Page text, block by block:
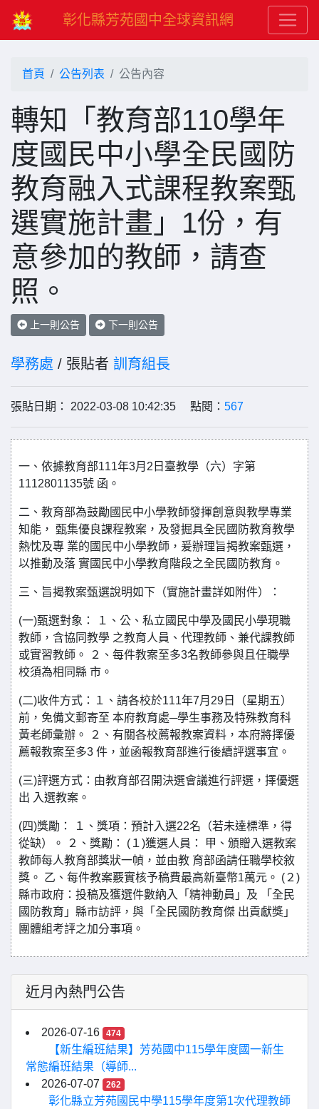
彰化縣芳苑國中全球資訊網
首頁 公告列表 公告內容
轉知「教育部110學年
度國民中小學全民國防
教育融入式課程教案甄
選實施計畫」1份，有
意參加的教師，請查
照。
上一則公告 下一則公告
學務處 / 張貼者 訓育組長
張貼日期： 2022-03-08 10:42:35 點閱： 567
一、依據教育部111年3月2日臺教學（六）字第
1112801135號 函。
二、教育部為鼓勵國民中小學教師發揮創意與教學專業
知能， 甄集優良課程教案，及發掘具全民國防教育教學
熱忱及專 業的國民中小學教師，爰辦理旨揭教案甄選，
以推動及落 實國民中小學教育階段之全民國防教育。
三、旨揭教案甄選說明如下（實施計畫詳如附件）：
(一)甄選對象： １、公、私立國民中學及國民小學現職
教師，含協同教學 之教育人員、代理教師、兼代課教師
或實習教師。 ２、每件教案至多3名教師參與且任職學
校須為相同縣 市。
(二)收件方式：１、請各校於111年7月29日（星期五）
前，免備文郵寄至 本府教育處─學生事務及特殊教育科
黃老師彙辦。 ２、有關各校薦報教案資料，本府將擇優
薦報教案至多3 件，並函報教育部進行後續評選事宜。
(三)評選方式：由教育部召開決選會議進行評選，擇優選
出 入選教案。
(四)獎勵： １、獎項：預計入選22名（若未達標準，得
從缺）。 ２、獎勵： (１)獲選人員： 甲、頒贈入選教案
教師每人教育部獎狀一幀，並由教 育部函請任職學校敘
獎。 乙、每件教案覈實核予稿費最高新臺幣1萬元。 (２)
縣市政府：投稿及獲選件數納入「精神動員」及 「全民
國防教育」縣市訪評，與「全民國防教育傑 出貢獻獎」
團體組考評之加分事項。
近月內熱門公告
2026-07-16 474
【新生編班結果】芳苑國中115學年度國一新生
常態編班結果（導師...
2026-07-07
262
彰化縣立芳苑國民中學115學年度第1次代理教師